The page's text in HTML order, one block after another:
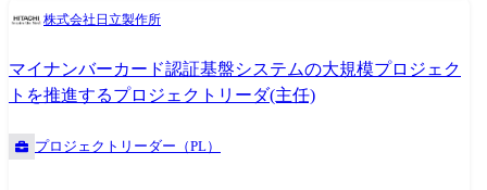
おける中～大規模の各種プロジェクトにおいて、最新かつ最適なITプラ
ットフォームの提案、導入、運用を担い、様々なお客様の事業を支えて
います。 【職務概要】 ITプラットフォームの専門集団として、公共シス
最適なITプラットフォームの提案、導入、運用を推進する。 【職務詳
株式会社日立製作所
マイナンバーカード認証基盤システムの大規模プロジェク
トを推進するプロジェクトリーダ(主任)
プロジェクトリーダー（PL）